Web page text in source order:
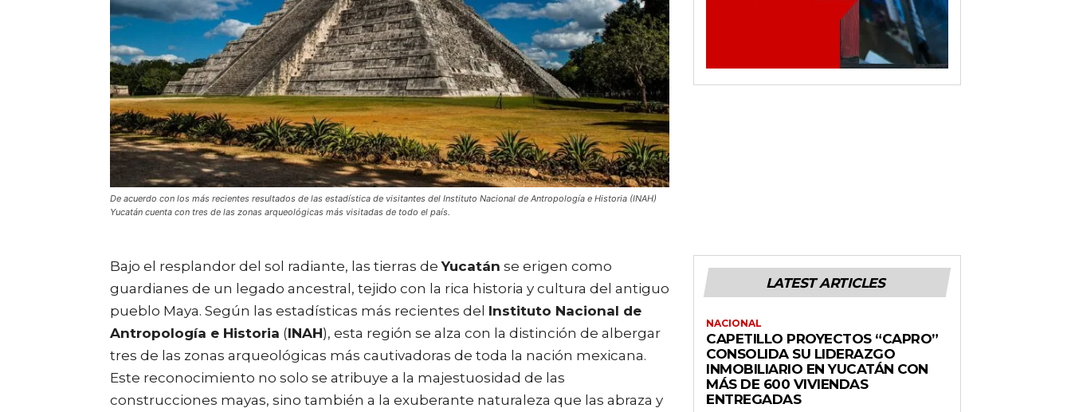
De acuerdo con los más recientes resultados de las estadística de visitantes del Instituto Nacional de Antropología e Historia (INAH)
Yucatán cuenta con tres de las zonas arqueológicas más visitadas de todo el país.
Bajo el resplandor del sol radiante, las tierras deYucatán se erigen como
guardianes de un legado ancestral, tejido con la rica historia y cultura del antiguo
pueblo Maya. Según las estadísticas más recientes del Instituto Nacional de
Antropología e Historia (INAH), esta región se alza con la distinción de albergar
tres de las zonas arqueológicas más cautivadoras de toda la nación mexicana.
Este reconocimiento no solo se atribuye a la majestuosidad de las
construcciones mayas, sino también a la exuberante naturaleza que las abraza y
LATEST ARTICLES
NACIONAL
CAPETILLO PROYECTOS “CAPRO”
CONSOLIDA SU LIDERAZGO
INMOBILIARIO EN YUCATÁN CON
MÁS DE 600 VIVIENDAS
ENTREGADAS